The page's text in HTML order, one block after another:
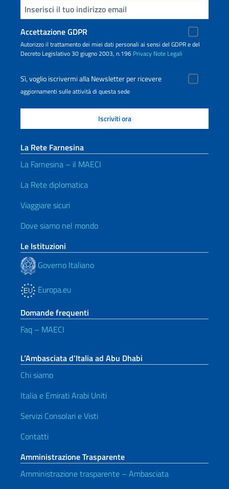
Inserisci la tua email
Accettazione GDPR
Autorizzo il trattamento dei miei dati personali ai sensi del GDPR e del
Decreto Legislativo 30 giugno 2003, n.196 Privacy Note Legali
Sì, voglio iscrivermi alla Newsletter per ricevere
aggiornamenti sulle attività di questa sede
La Rete Farnesina
La Farnesina – il MAECI
La Rete diplomatica
Viaggiare sicuri
Dove siamo nel mondo
Le Istituzioni
Governo Italiano
Europa.eu
Domande frequenti
Faq – MAECI
L’Ambasciata d’Italia ad Abu Dhabi
Chi siamo
Italia e Emirati Arabi Uniti
Servizi Consolari e Visti
Contatti
Amministrazione Trasparente
Amministrazione trasparente – Ambasciata